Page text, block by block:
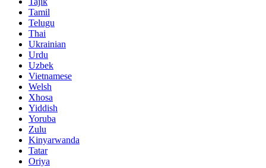
Tamil
Telugu
Thai
Ukrainian
Urdu
Uzbek
Vietnamese
Welsh
Xhosa
Yiddish
Yoruba
Zulu
Kinyarwanda
Tatar
Oriya